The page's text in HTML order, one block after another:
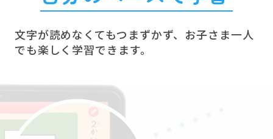
文字が読めなくてもつまずかず、お子さま一人
でも楽しく学習できます。